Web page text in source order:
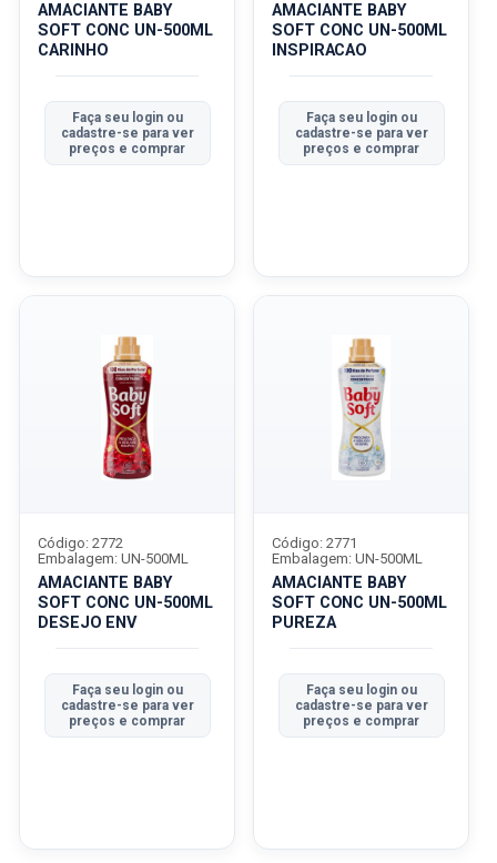
AMACIANTE BABY
SOFT CONC UN-500ML
CARINHO
Faça seu login ou
cadastre-se para ver
preços e comprar
AMACIANTE BABY
SOFT CONC UN-500ML
INSPIRACAO
Faça seu login ou
cadastre-se para ver
preços e comprar
AMACIANTE BABY
SOFT CONC UN-500ML
DESEJO ENV
Código: 2772
Embalagem: UN-500ML
Faça seu login ou
cadastre-se para ver
preços e comprar
AMACIANTE BABY
SOFT CONC UN-500ML
PUREZA
Código: 2771
Embalagem: UN-500ML
Faça seu login ou
cadastre-se para ver
preços e comprar